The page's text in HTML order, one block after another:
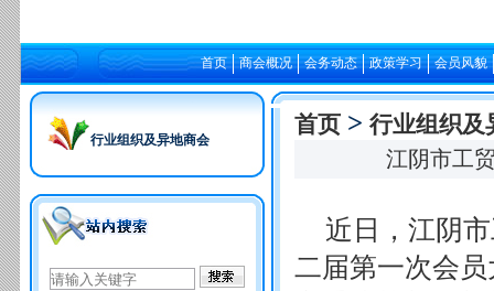
首页 商会概况 会务动态 政策学习 会员风貌
行业组织及异地商会
首页 > 行业组织及
江阴市工
近日，江阴
二届第一次会